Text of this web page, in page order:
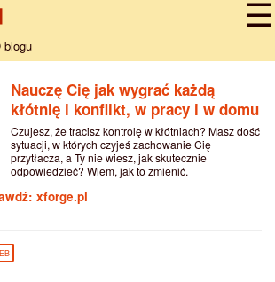
blogu
Nauczę Cię jak wygrać każdą
kłótnię i konflikt, w pracy i w domu
Czujesz, że tracisz kontrolę w kłótniach? Masz dość
sytuacji, w których czyjeś zachowanie Cię
przytłacza, a Ty nie wiesz, jak skutecznie
odpowiedzieć? Wiem, jak to zmienić.
xforge.pl